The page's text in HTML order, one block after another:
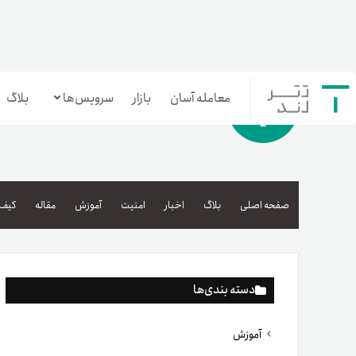
معامله آسان بازار سرویس‌ها
بازار تترلند
سرمایه‌گذاری آسان
بلاگ
صفحه اصلی بلاگ اخبار امنیت آموزش مقاله
دسته بندی‌ها
آموزش